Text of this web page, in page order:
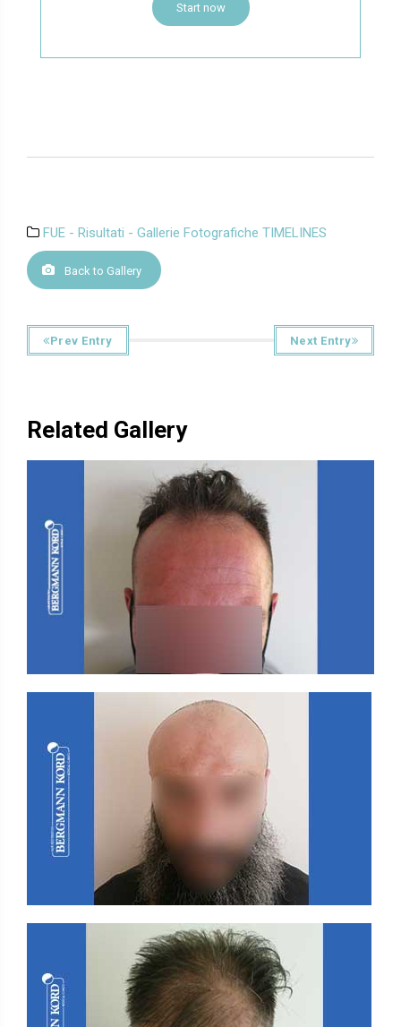
Start now
FUE - Risultati - Gallerie Fotografiche TIMELINES
Back to Gallery
Prev Entry Next Entry
Related Gallery
FUE - Risultati - Gallerie Fotografiche TIMELINES